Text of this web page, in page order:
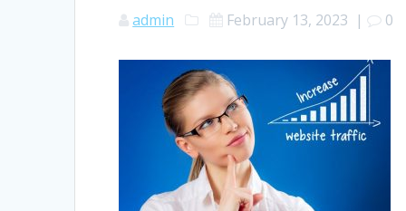
admin February 13, 2023 | 0